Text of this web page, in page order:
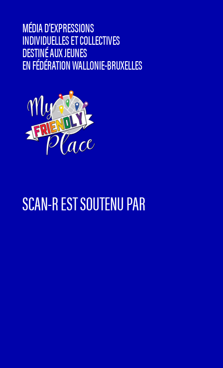
MÉDIA D’EXPRESSIONS
INDIVIDUELLES ET COLLECTIVES
DESTINÉ AUX JEUNES
EN FÉDÉRATION WALLONIE-BRUXELLES
SCAN-R EST SOUTENU PAR